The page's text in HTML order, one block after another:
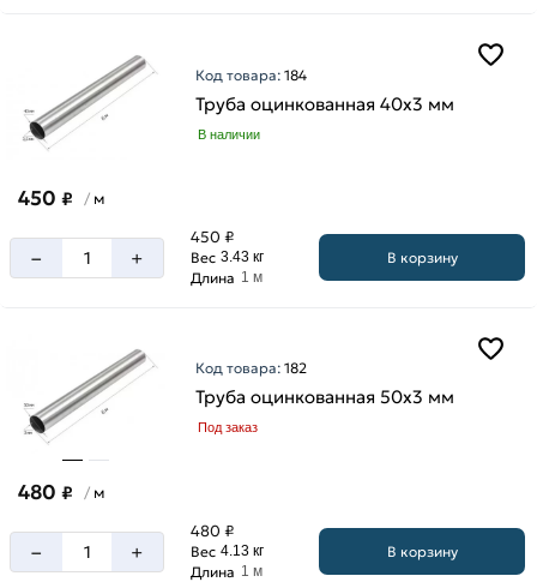
Код товара:184
Труба оцинкованная 40х3 мм
В наличии
450 ₽ / м
– +
450 ₽
Вес 3.43 кг
Длина 1 м
В корзину
Код товара:182
Труба оцинкованная 50х3 мм
Под заказ
480 ₽ / м
– +
480 ₽
Вес 4.13 кг
Длина 1 м
В корзину